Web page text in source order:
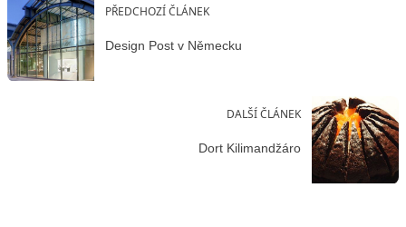
PŘEDCHOZÍ ČLÁNEK
Design Post v Německu
DALŠÍ ČLÁNEK
Dort Kilimandžáro